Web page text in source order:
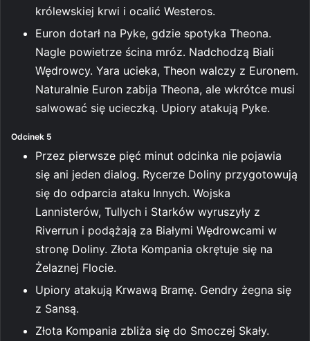
królewskiej krwi i ocalić Westeros.
Euron dotarł na Pyke, gdzie spotyka Theona.
Nagle powietrze ścina mróz. Nadchodzą Biali
Wędrowcy. Yara ucieka, Theon walczy z Euronem.
Naturalnie Euron zabija Theona, ale wkrótce musi
salwować się ucieczką. Upiory atakują Pyke.
Odcinek 5
Przez pierwsze pięć minut odcinka nie pojawia
się ani jeden dialog. Rycerze Doliny przygotowują
się do odparcia ataku Innych. Wojska
Lannisterów, Tullych i Starków wyruszyły z
Riverrun i podążają za Białymi Wędrowcami w
stronę Doliny. Złota Kompania okrętuje się na
Żelaznej Flocie.
Upiory atakują Krwawą Bramę. Gendry żegna się
z Sansą.
Złota Kompania zbliża się do Smoczej Skały.